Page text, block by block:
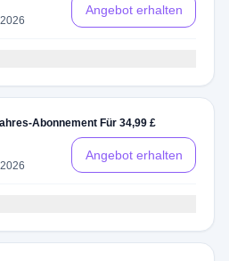
Angebot erhalten
Abonnement Für 34,99 £
Angebot erhalten